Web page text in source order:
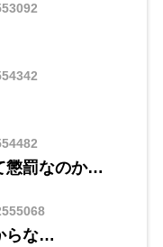
懲罰なのか…
らな…